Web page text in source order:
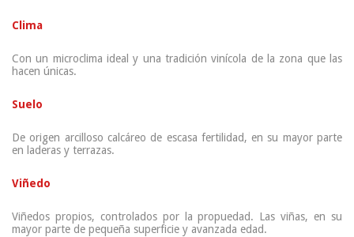
Clima
Con un microclima ideal y una tradición vinícola de la zona que las
hacen únicas.
Suelo
De origen arcilloso calcáreo de escasa fertilidad, en su mayor parte
en laderas y terrazas.
Viñedo
Viñedos propios, controlados por la propuedad. Las viñas, en su
mayor parte de pequeña superficie y avanzada edad.